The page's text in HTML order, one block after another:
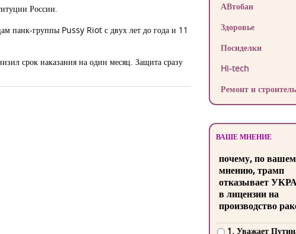
России.
панк-группы Pussy Riot с двух лет до года и 11
срок наказания на один месяц. Защита сразу
АВтобан
Здоровье
Посиделки
Hi-tech
Ремонт и
ВАШЕ МНЕНИЕ
почему, по
мнению, трамп
отказывает
в лицензии на
производство
1. Уважает